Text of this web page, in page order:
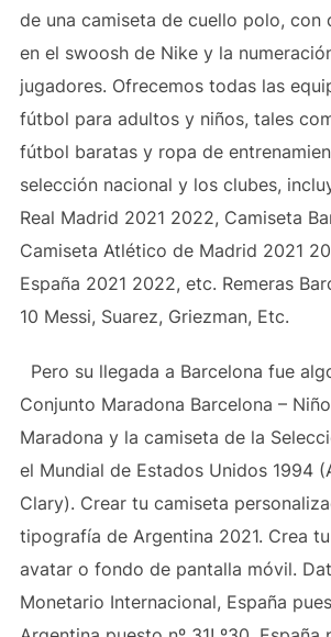
de una camiseta de cuello polo, con
en el swoosh de Nike y la
jugadores. Ofrecemos todas las
fútbol para adultos y niños, tales
fútbol baratas y ropa de
selección nacional y los clubes,
Real Madrid 2021 2022, Camiseta
Camiseta Atlético de Madrid 2021
España 2021 2022, etc. Remeras
10 Messi, Suarez, Griezman, Etc.
Pero su llegada a Barcelona fue
Conjunto Maradona Barcelona –
Maradona y la camiseta de la
el Mundial de Estados Unidos 1994
Clary). Crear tu camiseta
tipografía de Argentina 2021. Crea
avatar o fondo de pantalla móvil.
Monetario Internacional, España